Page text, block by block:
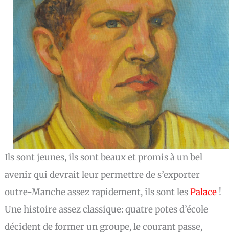
Ils sont jeunes, ils sont beaux et promis à un bel
avenir qui devrait leur permettre de s’exporter
outre-Manche assez rapidement, ils sont lesPalace !
Une histoire assez classique: quatre potes d’école
décident de former un groupe, le courant passe,